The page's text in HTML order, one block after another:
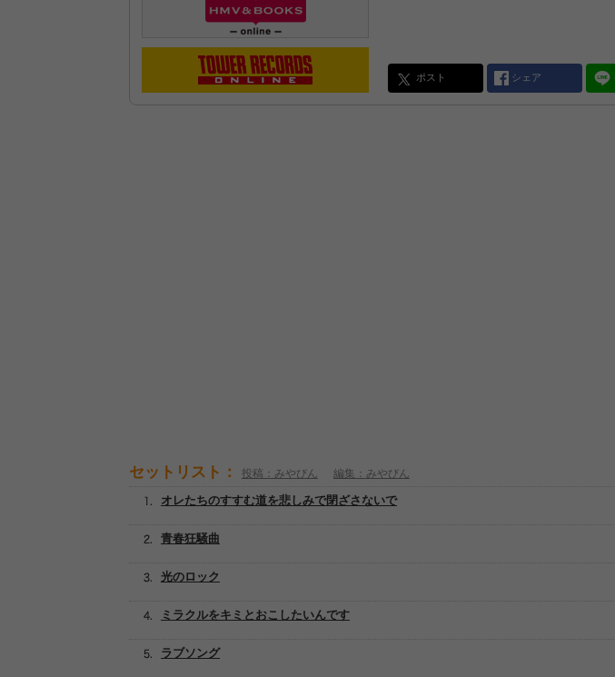
ポスト シェア
セットリスト： 投稿：みやびん 編集：みやびん
青春狂騒曲
ラブソング
ミラクルをキミとおこしたいんです
オレたちのすすむ道を悲しみで閉ざさないで
光のロック